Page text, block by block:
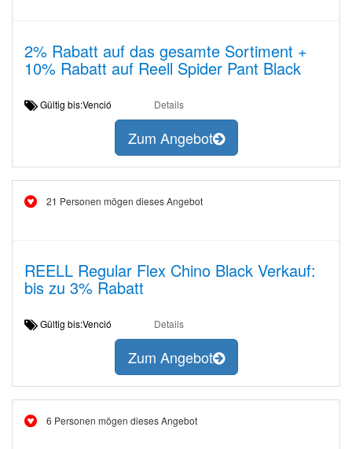
2% Rabatt auf das gesamte Sortiment +
10% Rabatt auf Reell Spider Pant Black
Gültig bis:Venció Details
Zum Angebot
21 Personen mögen dieses Angebot
REELL Regular Flex Chino Black Verkauf:
bis zu 3% Rabatt
Gültig bis:Venció Details
Zum Angebot
6 Personen mögen dieses Angebot